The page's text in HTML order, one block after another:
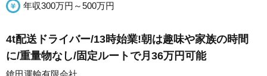
年収300万円～500万円
4t配送ドライバー/13時始業!朝は趣味や家族の時間
に/重量物なし/固定ルートで月36万円可能
鎗田運輸有限会社